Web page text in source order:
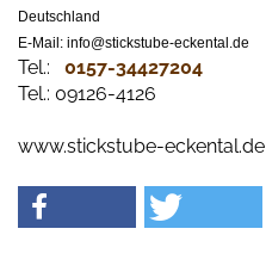
Deutschland
E-Mail: info@stickstube-eckental.de
Tel.: 0157-34427204​
Tel.: 09126-4126
www.stickstube-eckental.de